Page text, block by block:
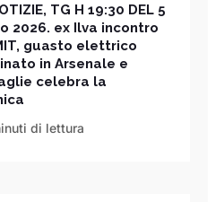
TG H 19:30 DEL 5
2026. ex Ilva incontro
guasto elettrico
in Arsenale e
celebra la
di lettura